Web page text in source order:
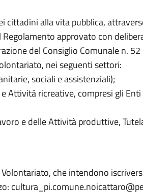
cittadini alla vita pubblica,
approvato con
del Consiglio Comunale n.
nei seguenti settori:
sociali e assistenziali);
Attività ricreative, compresi gli
e delle Attività produttive,
che intendono